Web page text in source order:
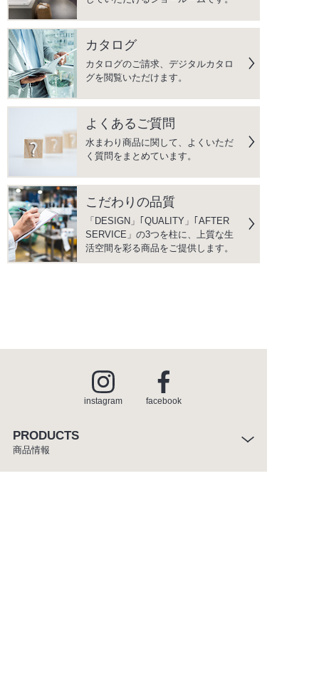
カタログ
カタログのご請求、デジタルカタロ
グを閲覧いただけます。
よくあるご質問
水まわり商品に関して、よくいただ
く質問をまとめています。
こだわりの品質
「DESIGN」｢QUALITY」｢AFTER
SERVICE」の3つを柱に、上質な生
活空間を彩る商品をご提供します。
instagram facebook
PRODUCTS
商品情報